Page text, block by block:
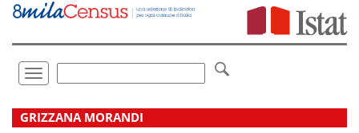
Vai
direttamente
Toggle
navigation
.
GRIZZANA MORANDI